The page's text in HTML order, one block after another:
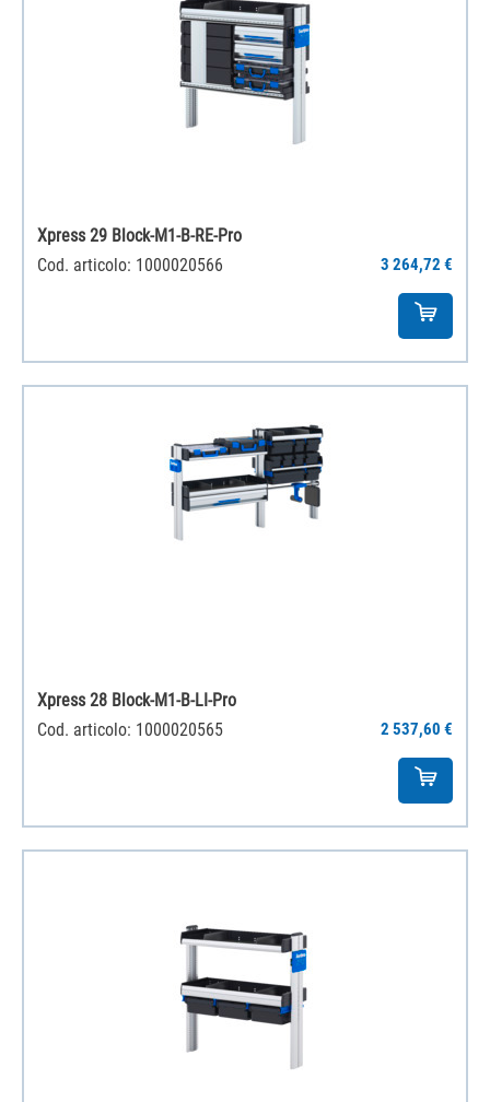
Xpress 29 Block-M1-B-RE-Pro
Cod. articolo: 1000020566
3 264,72 €
Xpress 28 Block-M1-B-LI-Pro
Cod. articolo: 1000020565
2 537,60 €